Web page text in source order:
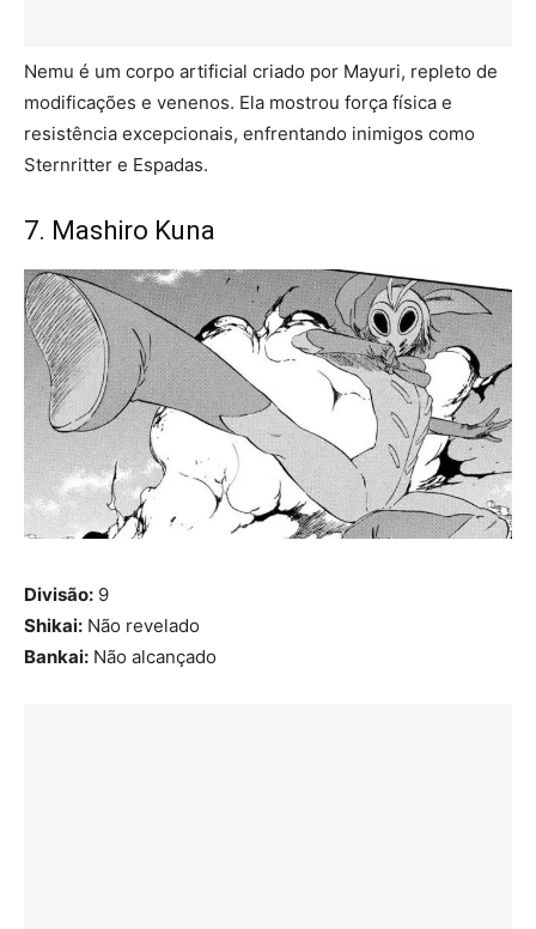
Nemu é um corpo artificial criado por Mayuri, repleto de
modificações e venenos. Ela mostrou força física e
resistência excepcionais, enfrentando inimigos como
Sternritter e Espadas.
7. Mashiro Kuna
Divisão: 9
Shikai: Não revelado
Bankai: Não alcançado